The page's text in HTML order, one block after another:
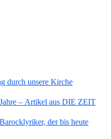
durch unsere Kirche
– Artikel aus DIE ZEIT
der bis heute